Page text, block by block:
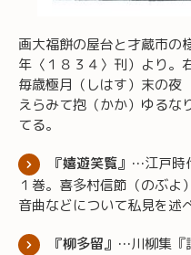
画大福餅の屋台と才蔵市の
年〈１８３４〉刊）より
毎歳極月（しはす）末の
えらみて抱（かか）ゆる
てる。
『嬉遊笑覧』…江戸時
１巻。喜多村信節（のぶよ
音曲などについて私見を述
『柳多留』…川柳集『